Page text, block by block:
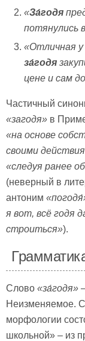
«За́годя
потянулись
«Отличная у
за́годя
цене и сам
Частичный
«загодя» в
«на основе
своими
«следуя ранее
(неверный в
антоним
я вот, всё годя
строиться»).
Слово «за́годя»
Неизменяемое.
морфологии
школьной» – из